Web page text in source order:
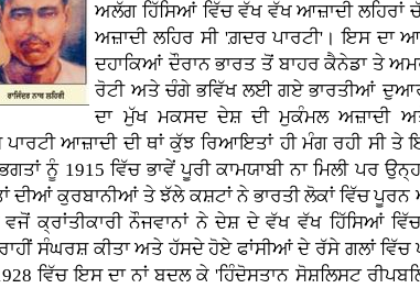
ਅਲੱਗ ਹਿੱਸਿਆਂ ਵਿੱਚ ਵੱਖ ਵੱਖ ਆਜ਼ਾਦੀ ਲਹਿਰਾਂ
ਅਜ਼ਾਦੀ ਲਹਿਰ ਸੀ 'ਗ਼ਦਰ ਪਾਰਟੀ'। ਇਸ ਦਾ
ਦਹਾਕਿਆਂ ਦੌਰਾਨ ਭਾਰਤ ਤੋਂ ਬਾਹਰ ਕੈਨੇਡਾ ਤੇ
ਰੋਟੀ ਅਤੇ ਚੰਗੇ ਭਵਿੱਖ ਲਈ ਗਏ ਭਾਰਤੀਆਂ
ਦਾ ਮੁੱਖ ਮਕਸਦ ਦੇਸ਼ ਦੀ ਮੁਕੰਮਲ ਅਜ਼ਾਦੀ
ਆਜ਼ਾਦੀ ਦੀ ਥਾਂ ਕੁੱਝ ਰਿਆਇਤਾਂ ਹੀ ਮੰਗ ਰਹੀ ਸੀ
ਨੂੰ 1915 ਵਿੱਚ ਭਾਵੇਂ ਪੂਰੀ ਕਾਮਯਾਬੀ ਨਾ ਮਿਲੀ ਪਰ
ਕੁਰਬਾਨੀਆਂ ਤੇ ਝੱਲੇ ਕਸ਼ਟਾਂ ਨੇ ਭਾਰਤੀ ਲੋਕਾਂ ਵਿੱਚ ਪੂਰਨ
ਕ੍ਰਾਂਤੀਕਾਰੀ ਨੌਜਵਾਨਾਂ ਨੇ ਦੇਸ਼ ਦੇ ਵੱਖ ਵੱਖ ਹਿੱਸਿਆਂ
ਸੰਘਰਸ਼ ਕੀਤਾ ਅਤੇ ਹੱਸਦੇ ਹੋਏ ਫਾਂਸੀਆਂ ਦੇ ਰੱਸੇ ਗਲਾਂ ਵਿੱਚ
ਵਿੱਚ ਇਸ ਦਾ ਨਾਂ ਬਦਲ ਕੇ 'ਹਿੰਦੋਸਤਾਨ ਸੋਸ਼ਲਿਸਟ